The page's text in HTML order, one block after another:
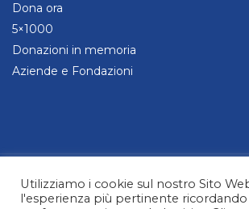
Dona ora
5×1000
Donazioni in memoria
Aziende e Fondazioni
Utilizziamo i cookie sul nostro Sito
l'esperienza più pertinente